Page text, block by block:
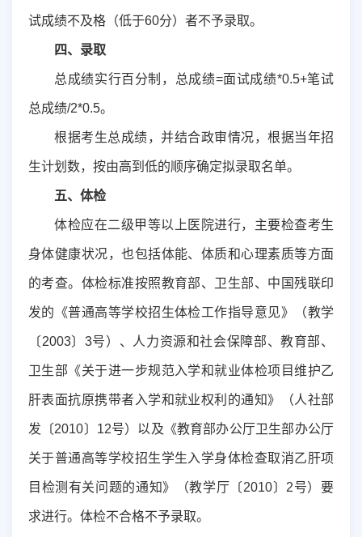
试成绩不及格（低于60分）者不予录取。
四、 录取
总成绩实行百分制， 总成绩=面试成绩*0.5+笔试
总成绩/2*0.5。
根据考生总成绩，并结合政审情况，根据当年招
生计划数，按由高到低的顺序确定拟录取名单。
五、体检
体检应在二级甲等以上医院进行，主要检查考生
身体健康状况，也包括体能、体质和心理素质等方面
的考查。体检标准按照教育部、卫生部、中国残联印
发的《普通高等学校招生体检工作指导意见》（教学
〔2003〕 3号）、人力资源和社会保障部、教育部、
卫生部《关于进一步规范入学和就业体检项目维护乙
肝表面抗原携带者入学和就业权利的通知》（人社部
发〔2010〕 12号）以及《教育部办公厅卫生部办公厅
关于普通高等学校招生学生入学身体检查取消乙肝项
目检测有关问题的通知》（教学厅〔2010〕 2号）要
求进行。 体检不合格不予录取。